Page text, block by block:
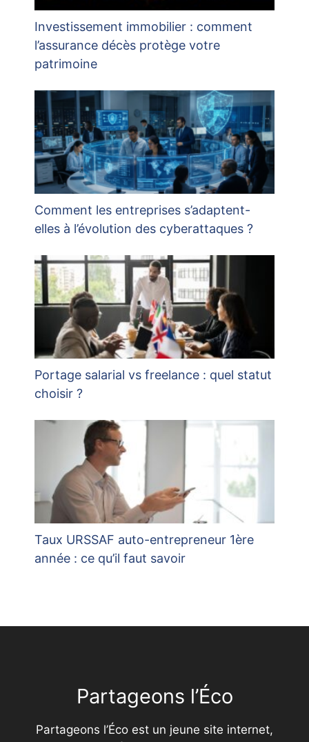
Investissement immobilier : comment
l’assurance décès protège votre
patrimoine
Comment les entreprises s’adaptent-
elles à l’évolution des cyberattaques ?
Portage salarial vs freelance : quel statut
choisir ?
Taux URSSAF auto-entrepreneur 1ère
année : ce qu’il faut savoir
Partageons l’Éco
Partageons l’Éco est un jeune site internet,